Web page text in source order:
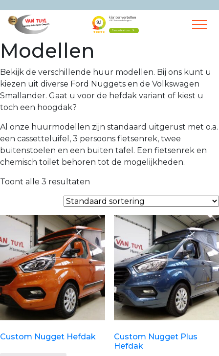
Modellen
Bekijk de verschillende huur modellen. Bij ons kunt u
kiezen uit diverse Ford Nuggets en de Volkswagen
Smallander. Gaat u voor de hefdak variant of kiest u
toch een hoogdak?
Al onze huurmodellen zijn standaard uitgerust met o.a.
een cassetteluifel, 3 persoons fietsenrek, twee
buitenstoelen en een buiten tafel. Een fietsenrek en
chemisch toilet behoren tot de mogelijkheden.
Toont alle 3 resultaten
Custom Nugget Hefdak
Custom Nugget Plus
Hefdak